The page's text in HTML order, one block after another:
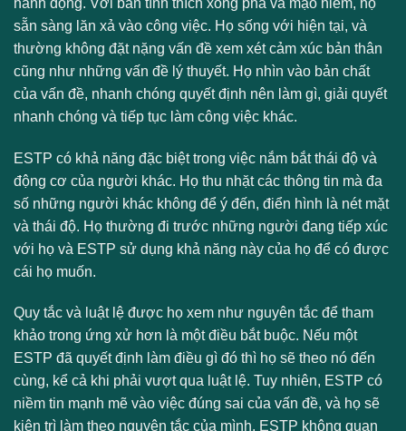
sẵn sàng lăn xả vào công việc. Họ sống với hiện tại, và
thường không đặt nặng vấn đề xem xét cảm xúc bản thân
cũng như những vấn đề lý thuyết. Họ nhìn vào bản chất
của vấn đề, nhanh chóng quyết định nên làm gì, giải quyết
nhanh chóng và tiếp tục làm công việc khác.
ESTP có khả năng đặc biệt trong việc nắm bắt thái độ và
động cơ của người khác. Họ thu nhặt các thông tin mà đa
số những người khác không để ý đến, điển hình là nét mặt
và thái độ. Họ thường đi trước những người đang tiếp xúc
với họ và ESTP sử dụng khả năng này của họ để có được
cái họ muốn.
Quy tắc và luật lệ được họ xem như nguyên tắc để tham
khảo trong ứng xử hơn là một điều bắt buộc. Nếu một
ESTP đã quyết định làm điều gì đó thì họ sẽ theo nó đến
cùng, kể cả khi phải vượt qua luật lệ. Tuy nhiên, ESTP có
niềm tin mạnh mẽ vào việc đúng sai của vấn đề, và họ sẽ
kiên trì làm theo nguyên tắc của mình. ESTP không quan